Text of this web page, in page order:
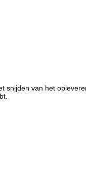
van het